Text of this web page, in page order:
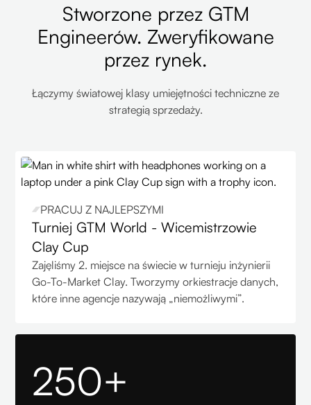
Stworzone przez GTM
Engineerów. Zweryfikowane
przez rynek.
Łączymy światowej klasy umiejętności techniczne ze
strategią sprzedaży.
PRACUJ Z NAJLEPSZYMI
Turniej GTM World - Wicemistrzowie
Clay Cup
Zajęliśmy 2. miejsce na świecie w turnieju inżynierii
Go-To-Market Clay. Tworzymy orkiestracje danych,
które inne agencje nazywają „niemożliwymi”.
250+